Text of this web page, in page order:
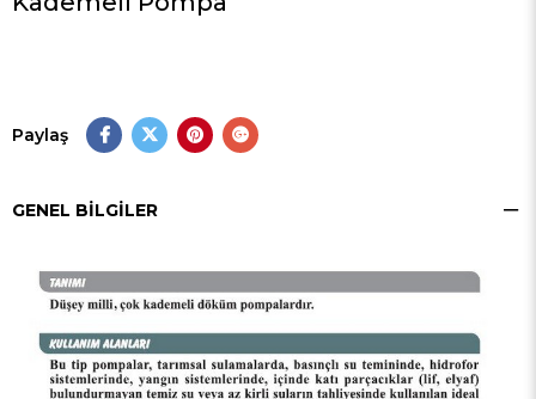
Paylaş
GENEL BILGILER